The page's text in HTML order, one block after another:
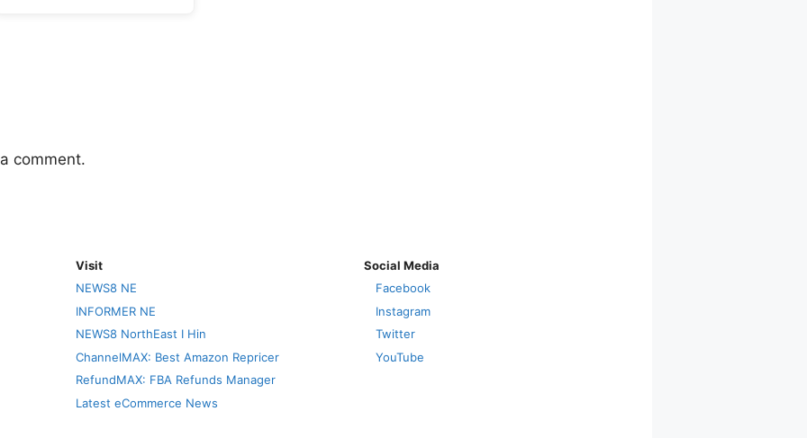
comment.
Visit
NEWS8 NE
INFORMER NE
NEWS8 NorthEast I Hin
ChannelMAX: Best Amazon Repricer
RefundMAX: FBA Refunds Manager
Latest eCommerce News
Social Media
Facebook
Instagram
Twitter
YouTube